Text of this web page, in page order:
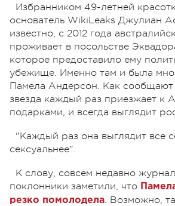
Избранником 49-летней
основатель WikiLeaks Джулиан
известно, с 2012 года
проживает в посольстве
которое предоставило ему
убежище. Именно там и была
Памела Андерсон. Как сообщают
звезда каждый раз приезжает к
подарками, и всегда выглядит
"Каждый раз она выглядит все
сексуальнее".
К слову, совсем недавно
поклонники заметили, что
резко помолодела. Возможно,